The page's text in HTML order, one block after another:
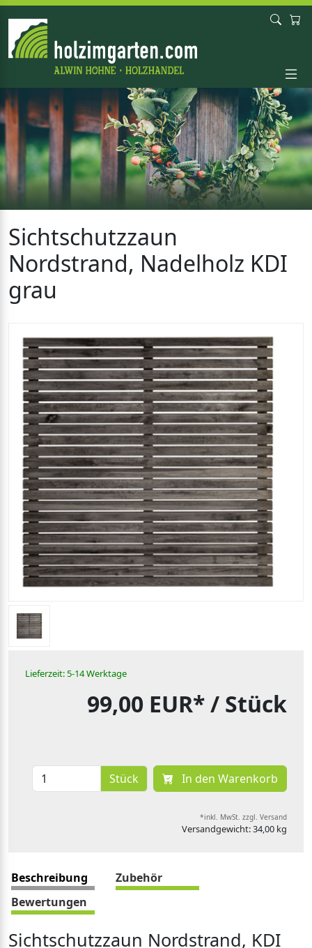
Sichtschutzzaun
Nordstrand, Nadelholz KDI
grau
Lieferzeit: 5-14 Werktage
99,00 EUR*/ Stück
Stück In den Warenkorb
*inkl. MwSt. zzgl. Versand
Versandgewicht: 34,00 kg
Beschreibung
Zubehör
Bewertungen
Sichtschutzzaun Nordstrand, KDI